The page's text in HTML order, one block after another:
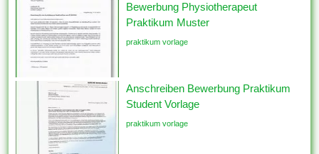
Bewerbung Physiotherapeut
Praktikum Muster
praktikum vorlage
Anschreiben Bewerbung Praktikum
Student Vorlage
praktikum vorlage